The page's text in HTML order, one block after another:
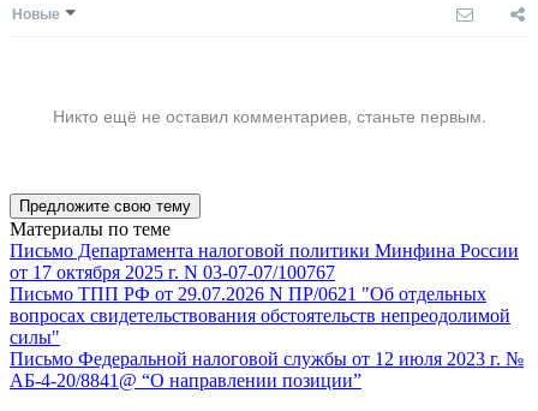
Новые
Никто ещё не оставил комментариев, станьте первым.
Предложите свою тему
Материалы по теме
Письмо Департамента налоговой политики Минфина России
от 17 октября 2025 г. N 03-07-07/100767
Письмо ТПП РФ от 29.07.2026 N ПР/0621 "Об отдельных
вопросах свидетельствования обстоятельств непреодолимой
силы"
Письмо Федеральной налоговой службы от 12 июля 2023 г. №
АБ-4-20/8841@ “О направлении позиции”